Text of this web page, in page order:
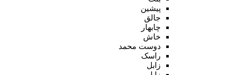
پیشین
جالق
چابهار
خاش
دوست محمد
راسک
زابل